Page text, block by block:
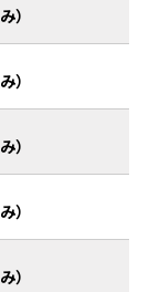
）
）
）
）
）